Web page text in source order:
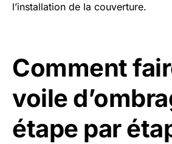
l’installation de la couverture.
Comment
voile
étape par